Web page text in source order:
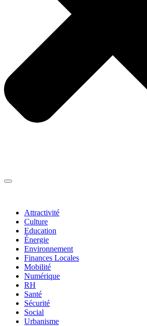
Attractivité
Culture
Education
Énergie
Environnement
Finances Locales
Mobilité
Numérique
RH
Santé
Sécurité
Social
Urbanisme